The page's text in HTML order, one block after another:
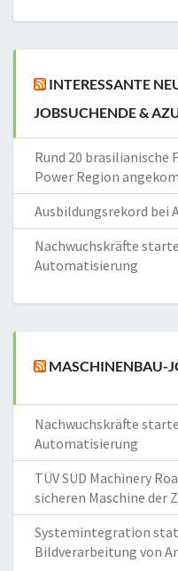
INTERESSANTE
JOBSUCHENDE &
Rund 20 brasilianische
Power Region
Ausbildungsrekord bei
Nachwuchskräfte
Automatisierung
MASCHINENBAU-
Nachwuchskräfte
Automatisierung
TÜV SÜD Machinery
sicheren Maschine der
Systemintegration
Bildverarbeitung von